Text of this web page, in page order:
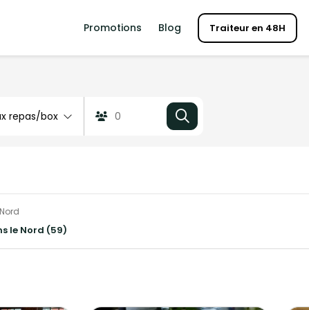
Promotions Blog Traiteur en 48H
Nord
le Nord (59)